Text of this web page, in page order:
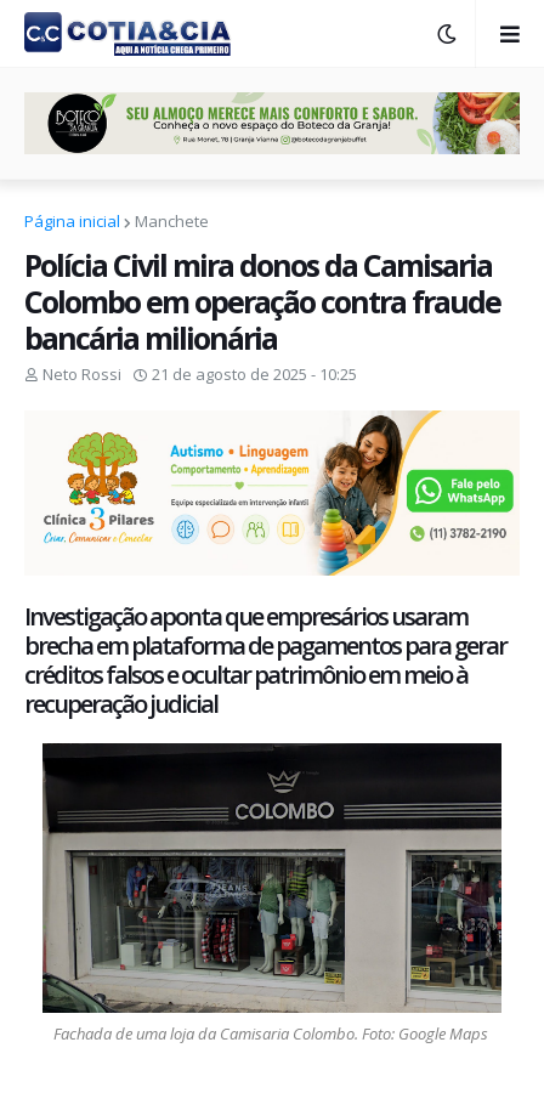
Página inicial Manchete
Polícia Civil mira donos da Camisaria
Colombo em operação contra fraude
bancária milionária
Neto Rossi 21 de agosto de 2025 - 10:25
Investigação aponta que empresários usaram
brecha em plataforma de pagamentos para gerar
créditos falsos e ocultar patrimônio em meio à
recuperação judicial
Fachada de uma loja da Camisaria Colombo. Foto: Google Maps